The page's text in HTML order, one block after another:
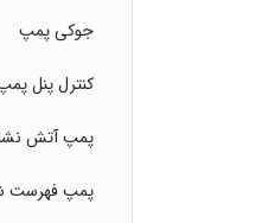
جوکی پمپ
کنترل پنل
پمپ آتش
پمپ فهرست